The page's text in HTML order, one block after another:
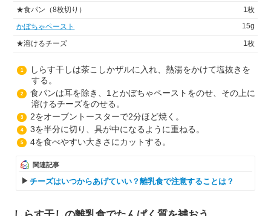
★食パン（8枚切り）
1枚
かぼちゃペースト
15g
★溶けるチーズ 1枚
1
しらす干しは茶こしかザルに入れ、熱湯をかけて塩抜きを
する。
2
食パンは耳を除き、1とかぼちゃペーストをのせ、その上に
溶けるチーズをのせる。
3 2をオーブントースターで2分ほど焼く。
4 3を半分に切り、具が中になるように重ねる。
5 4を食べやすい大きさにカットする。
関連記事
チーズはいつからあげていい？離乳食で注意することは？